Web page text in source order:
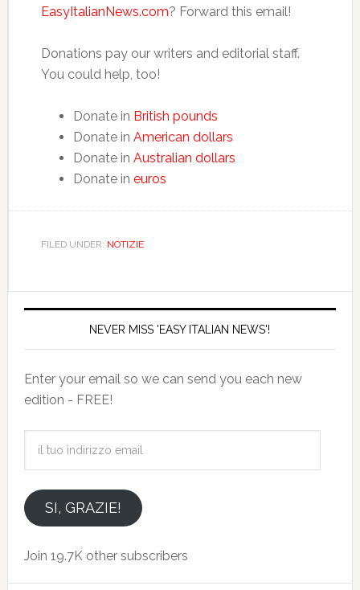
EasyItalianNews.com? Forward this email!
Donations pay our writers and editorial staff.
You could help, too!
Donate in British pounds
Donate in American dollars
Donate in Australian dollars
Donate in euros
FILED UNDER: NOTIZIE
NEVER MISS 'EASY ITALIAN NEWS'!
Enter your email so we can send you each new
edition - FREE!
emailSI, GRAZIE!
Join 19.7K other subscribers